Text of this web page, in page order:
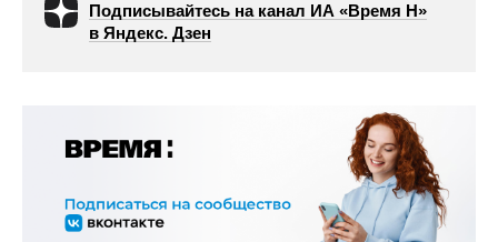
Подписывайтесь на канал ИА «Время Н»
в Яндекс. Дзен